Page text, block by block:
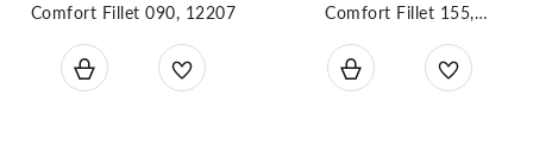
Comfort Fillet 090, 12207
Comfort Fillet 155,